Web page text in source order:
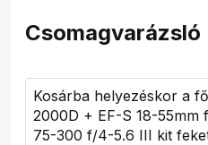
Csomagvarázsló
Kosárba helyezéskor a
2000D + EF-S 18-55mm
75-300 f/4-5.6 III kit